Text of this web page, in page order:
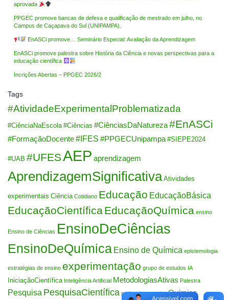
aprovada
PPGEC promove bancas de defesa e qualificação de mestrado em julho, no
Campus de Caçapava do Sul (UNIPAMPA).
EnASCi promove… Seminário Especial: Avaliação da Aprendizagem
EnASCi promove palestra sobre História da Ciência e novas perspectivas para a
educação científica
Incrições Abertas – PPGEC 2026/2
Tags
#AtividadeExperimentalProblematizada
#CiênciaNaEscola #Ciências #CiênciasDaNatureza#EnASCi
#FormaçãoDocente#IFES #PPGECUnipampa #SIEPE2024
#UAB #UFES AEP aprendizagem
AprendizagemSignificativa Atividades
experimentais Ciência Cotidiano Educação EducaçãoBásica
EducaçãoCientíficaEducaçãoQuímica ensino
Ensino de Ciências EnsinoDeCiências
EnsinoDeQuímica Ensino de Química epistemologia
estratégias de ensino experimentação grupo de estudos IA
IniciaçãoCientífica Inteligência Artificial MetodologiasAtivas Palestra
Pesquisa PesquisaCientífica projetodepesquisa Química